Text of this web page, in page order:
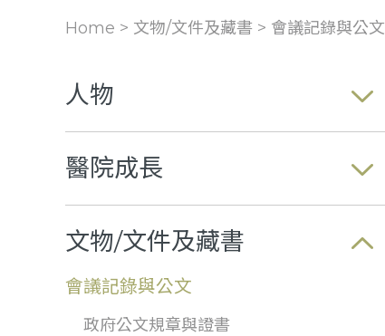
Home > 文物/文件及藏書 > 會議記錄與公文
人物
醫院成長
文物/文件及藏書
會議記錄與公文
政府公文規章與證書